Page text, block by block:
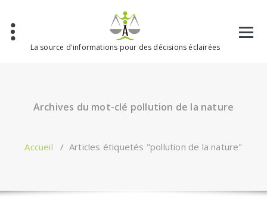
contenu
La source d'informations pour des décisions éclairées
Archives du mot-clé pollution de la nature
Accueil / Articles étiquetés "pollution de la nature"